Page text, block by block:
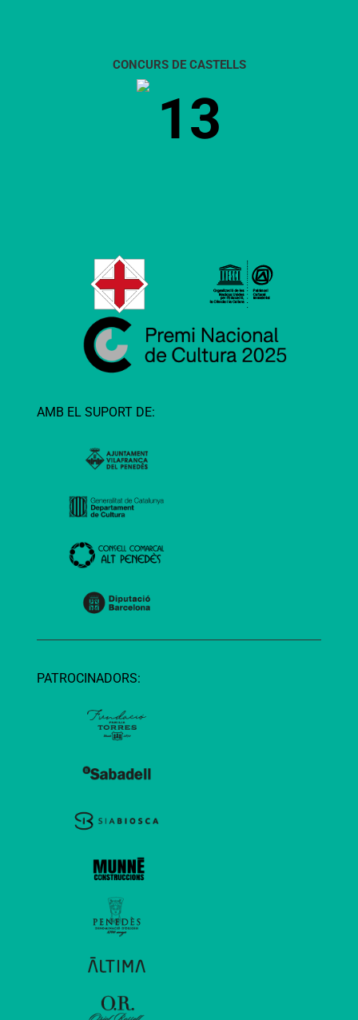
CONCURS DE CASTELLS
13
AMB EL SUPORT DE:
PATROCINADORS: